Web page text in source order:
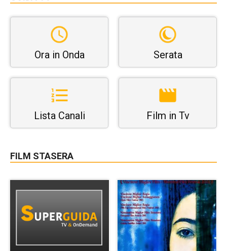
Ora in Onda Serata
Lista Canali Film in Tv
FILM STASERA